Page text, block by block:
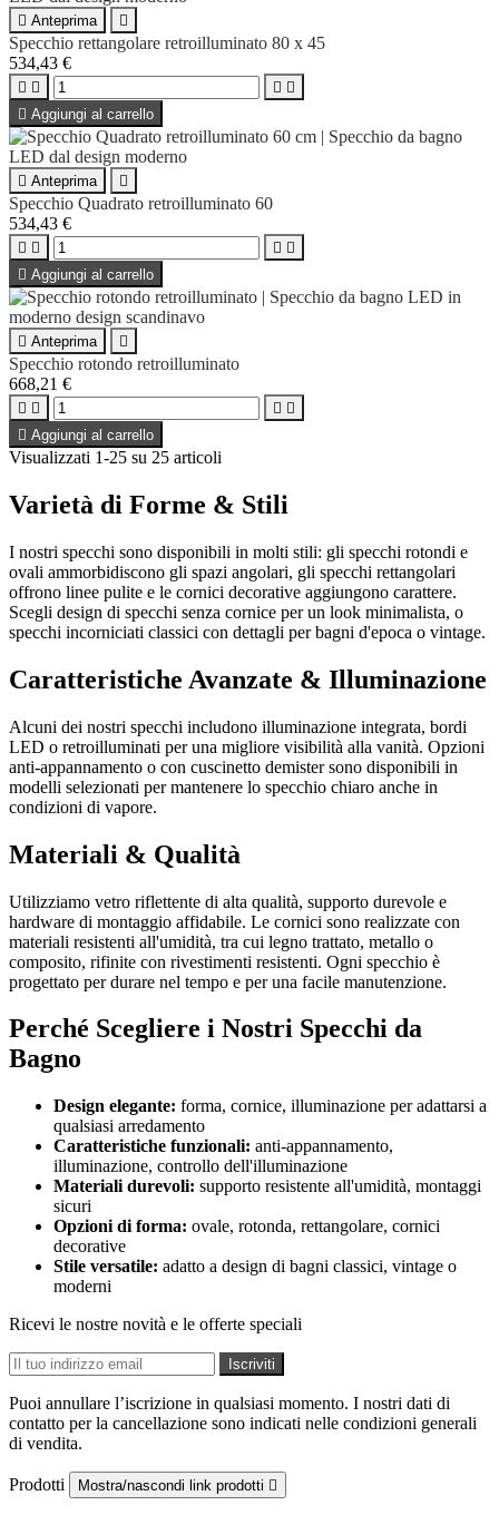
 Anteprima 
Specchio rettangolare retroilluminato 80 x 45
534,43 €
   
 Aggiungi al carrello
 Anteprima 
Specchio Quadrato retroilluminato 60
534,43 €
   
 Aggiungi al carrello
 Anteprima 
Specchio rotondo retroilluminato
668,21 €
   
 Aggiungi al carrello
Visualizzati 1-25 su 25 articoli
Varietà di Forme & Stili
I nostri specchi sono disponibili in molti stili: gli specchi rotondi e
ovali ammorbidiscono gli spazi angolari, gli specchi rettangolari
offrono linee pulite e le cornici decorative aggiungono carattere.
Scegli design di specchi senza cornice per un look minimalista, o
specchi incorniciati classici con dettagli per bagni d'epoca o vintage.
Caratteristiche Avanzate & Illuminazione
Alcuni dei nostri specchi includono illuminazione integrata, bordi
LED o retroilluminati per una migliore visibilità alla vanità. Opzioni
anti-appannamento o con cuscinetto demister sono disponibili in
modelli selezionati per mantenere lo specchio chiaro anche in
condizioni di vapore.
Materiali & Qualità
Utilizziamo vetro riflettente di alta qualità, supporto durevole e
hardware di montaggio affidabile. Le cornici sono realizzate con
materiali resistenti all'umidità, tra cui legno trattato, metallo o
composito, rifinite con rivestimenti resistenti. Ogni specchio è
progettato per durare nel tempo e per una facile manutenzione.
Perché Scegliere i Nostri Specchi da
Bagno
Design elegante: forma, cornice, illuminazione per adattarsi a
qualsiasi arredamento
Caratteristiche funzionali: anti-appannamento,
illuminazione, controllo dell'illuminazione
Materiali durevoli: supporto resistente all'umidità, montaggi
sicuri
Opzioni di forma: ovale, rotonda, rettangolare, cornici
decorative
Stile versatile: adatto a design di bagni classici, vintage o
moderni
Ricevi le nostre novità e le offerte speciali
Puoi annullare l’iscrizione in qualsiasi momento. I nostri dati di
contatto per la cancellazione sono indicati nelle condizioni generali
di vendita.
Prodotti Mostra/nascondi link prodotti 